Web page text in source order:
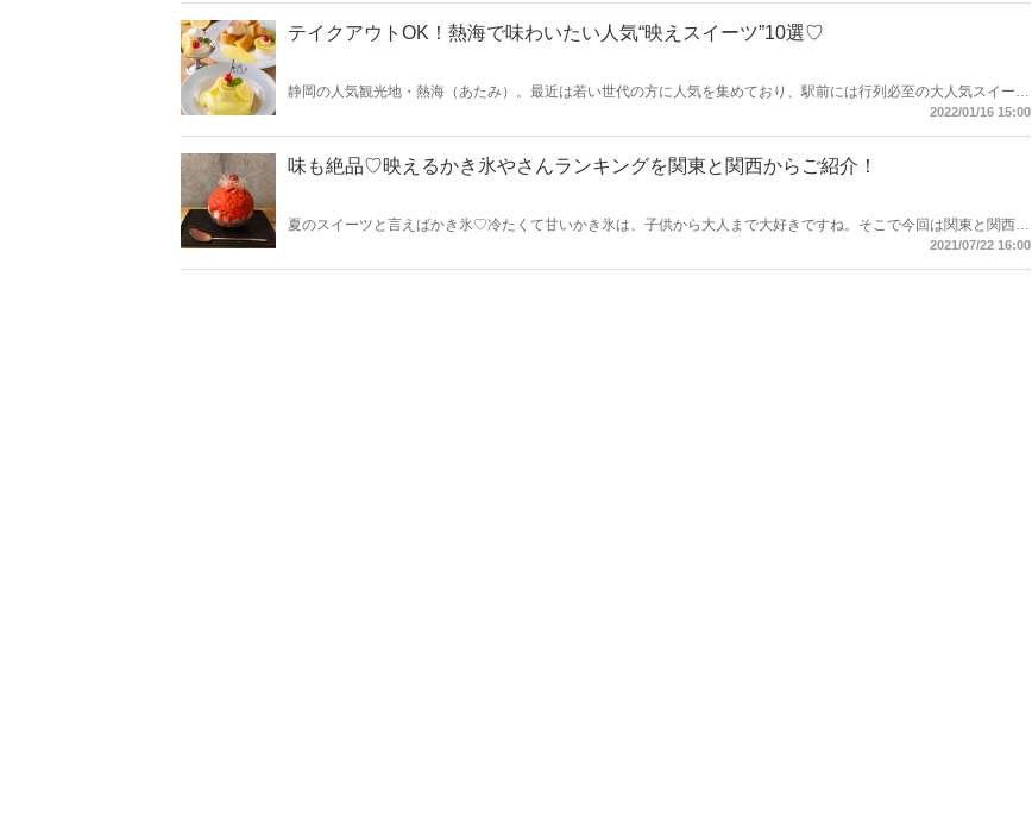
テイクアウトOK！熱海で味わいたい人気“映えスイーツ”10選♡
静岡の人気観光地・熱海（あたみ）。最近は若い世代の方に人気を集めており、駅前には行列必至の大人気スイーツ
店が立ち並んでいます。そこで今回は熱海で味わいたい人気映えスイーツを厳選してご紹介！すべてのスイーツがテ
2022/01/16 15:00
味も絶品♡映えるかき氷やさんランキングを関東と関西からご紹介！
夏のスイーツと言えばかき氷♡冷たくて甘いかき氷は、子供から大人まで大好きですね。そこで今回は関東と関西か
ら“映えるかき氷やさん”ランキングをご紹介。思わず写真に撮りたくなる、映えかき氷が楽しめるお店を早速チェッ
2021/07/22 16:00